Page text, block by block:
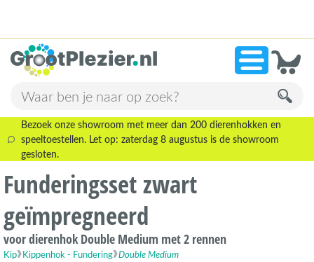
»13.945 beoordelingen!
Bezoek onze showroom met meer dan 200 dierenhokken en
speeltoestellen. Let op: zaterdag 8 augustus is de showroom
gesloten.
Funderingsset zwart
geïmpregneerd
voor dierenhok Double Medium met 2 rennen
Kip Kippenhok - Fundering Double Medium